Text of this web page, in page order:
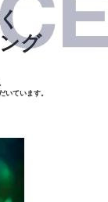
グ
いています。